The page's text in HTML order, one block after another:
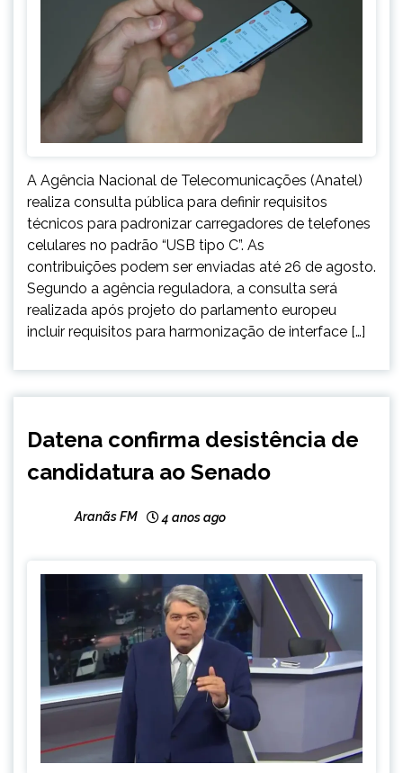
A Agência Nacional de Telecomunicações (Anatel)
realiza consulta pública para definir requisitos
técnicos para padronizar carregadores de telefones
celulares no padrão “USB tipo C”. As
contribuições podem ser enviadas até 26 de agosto.
Segundo a agência reguladora, a consulta será
realizada após projeto do parlamento europeu
incluir requisitos para harmonização de interface […]
ENTRETENIMENTO
Datena confirma desistência de
candidatura ao Senado
Aranãs FM 4 anos ago